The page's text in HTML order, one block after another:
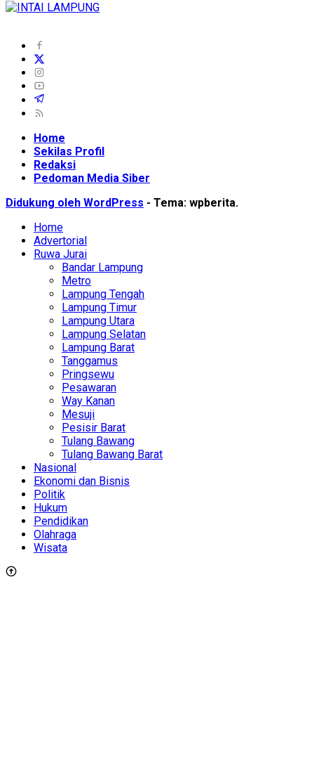
Home
Sekilas Profil
Redaksi
Pedoman Media Siber
Didukung oleh WordPress - Tema: wpberita.
Home
Advertorial
Ruwa Jurai
Bandar Lampung
Metro
Lampung Tengah
Lampung Timur
Lampung Utara
Lampung Selatan
Lampung Barat
Tanggamus
Pringsewu
Pesawaran
Way Kanan
Mesuji
Pesisir Barat
Tulang Bawang
Tulang Bawang Barat
Nasional
Ekonomi dan Bisnis
Politik
Hukum
Pendidikan
Olahraga
Wisata